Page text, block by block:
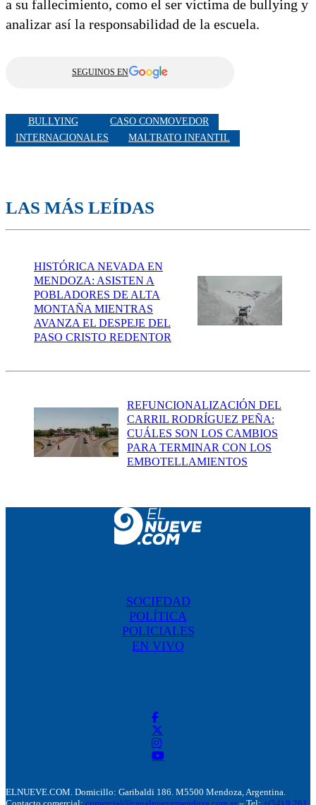
a su fallecimiento, como el ser víctima de bullying y
analizar así la responsabilidad de la escuela.
SEGUINOS EN
BULLYING
CASO CONMOVEDOR
INTERNACIONALES
MALTRATO INFANTIL
LAS MÁS LEÍDAS
HISTÓRICA NEVADA EN
MENDOZA: ASISTEN A
POBLADORES DE ALTA
MONTAÑA MIENTRAS
AVANZA EL DESPEJE DEL
PASO CRISTO REDENTOR
REFUNCIONALIZACIÓN DEL
CARRIL RODRÍGUEZ PEÑA:
CUÁLES SON LOS CAMBIOS
PARA TERMINAR CON LOS
EMBOTELLAMIENTOS
SOCIEDAD
POLÍTICA
POLICIALES
EN VIVO
ELNUEVE.COM. Domicillo: Garibaldi 186. M5500 Mendoza, Argentina.